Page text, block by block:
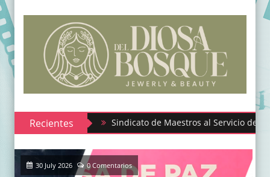
RecientesSindicato de Maestros al Servicio del Estado de
30 July 2026 0 Comentarios